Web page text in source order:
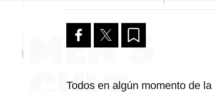
Todos en algún momento de la